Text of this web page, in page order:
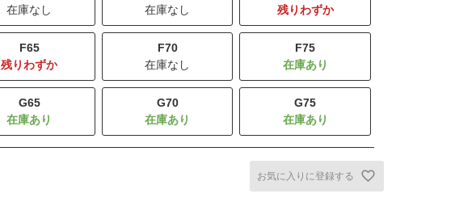
在庫なし
在庫なし
残りわずか
F65
残りわずか
F70
在庫なし
F75
G65 G70 G75
お気に入りに登録する